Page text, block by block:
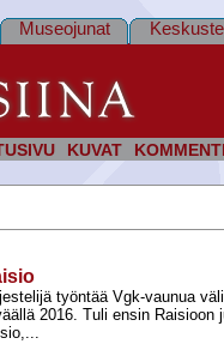
KUVAT
Museojunat
työntää Vgk-​vaunua
2016. Tuli ensin Raisioon